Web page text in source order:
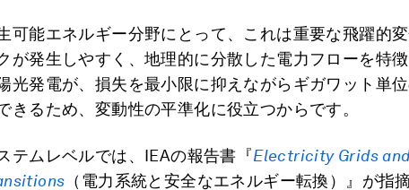
可能エネルギー分野にとって、これは重要な飛躍的
が発生しやすく、地理的に分散した電力フローを特
光発電が、損失を最小限に抑えながらギガワット単
きるため、変動性の平準化に役立つからです。
テムレベルでは、IEAの報告書『Electricity Grids
（電力系統と安全なエネルギー転換）』が指